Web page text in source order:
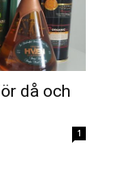
då och
1